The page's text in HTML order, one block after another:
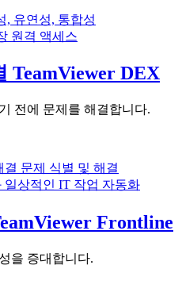
, 유연성, 통합성
원격 액세스
TeamViewer DEX
전에 문제를 해결합니다.
결 문제 식별 및 해결
일상적인 IT 작업 자동화
Frontline
을 증대합니다.